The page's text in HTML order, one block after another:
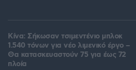
Κίνα: Σήκωσαν τσιμεντένιο μπλοκ
1.540 τόνων για νέο λιμενικό έργο –
Θα κατασκευαστούν 75 για έως 72
πλοία